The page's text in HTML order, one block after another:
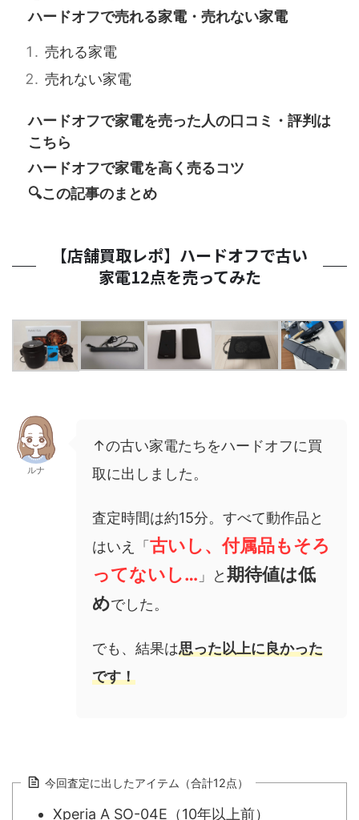
ハードオフで売れる家電・売れない家電
売れる家電
売れない家電
ハードオフで家電を売った人の口コミ・評判は
こちら
ハードオフで家電を高く売るコツ
🔍この記事のまとめ
【店舗買取レポ】ハードオフで古い
家電12点を売ってみた
ルナ
↑の古い家電たちをハードオフに買
取に出しました。
査定時間は約15分。すべて動作品と
はいえ「 古いし、付属品もそろ
ってないし… 」と期待値は低
めでした。
でも、結果は思った以上に良かった
です！
今回査定に出したアイテム（合計12点）
Xperia A SO-04E（10年以上前）